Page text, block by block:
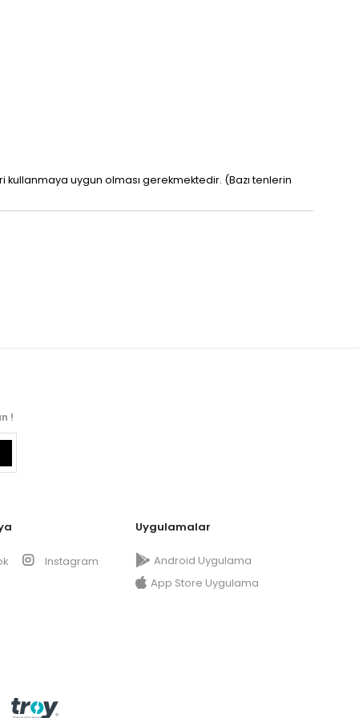
uygun olması gerekmektedir. (Bazı tenlerin
!
Instagram
Uygulamalar
Android Uygulama
App Store Uygulama